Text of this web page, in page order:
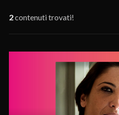
2contenuti trovati!